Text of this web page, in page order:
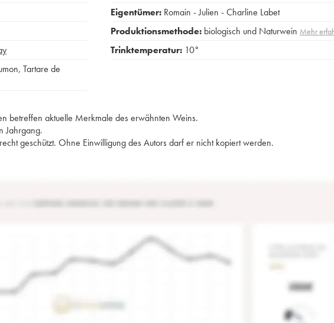
, Tartare de
Eigentümer: Romain - Julien - Charline Labet
Produktionsmethode: biologisch und Naturwein Mehr
Trinktemperatur: 10°
betreffen aktuelle Merkmale des erwähnten Weins.
Jahrgang.
geschützt. Ohne Einwilligung des Autors darf er nicht kopiert werden.